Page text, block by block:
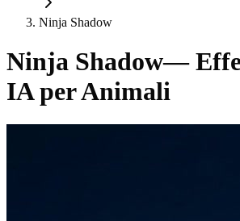
Ninja Shadow
Ninja Shadow—
IA per Animali